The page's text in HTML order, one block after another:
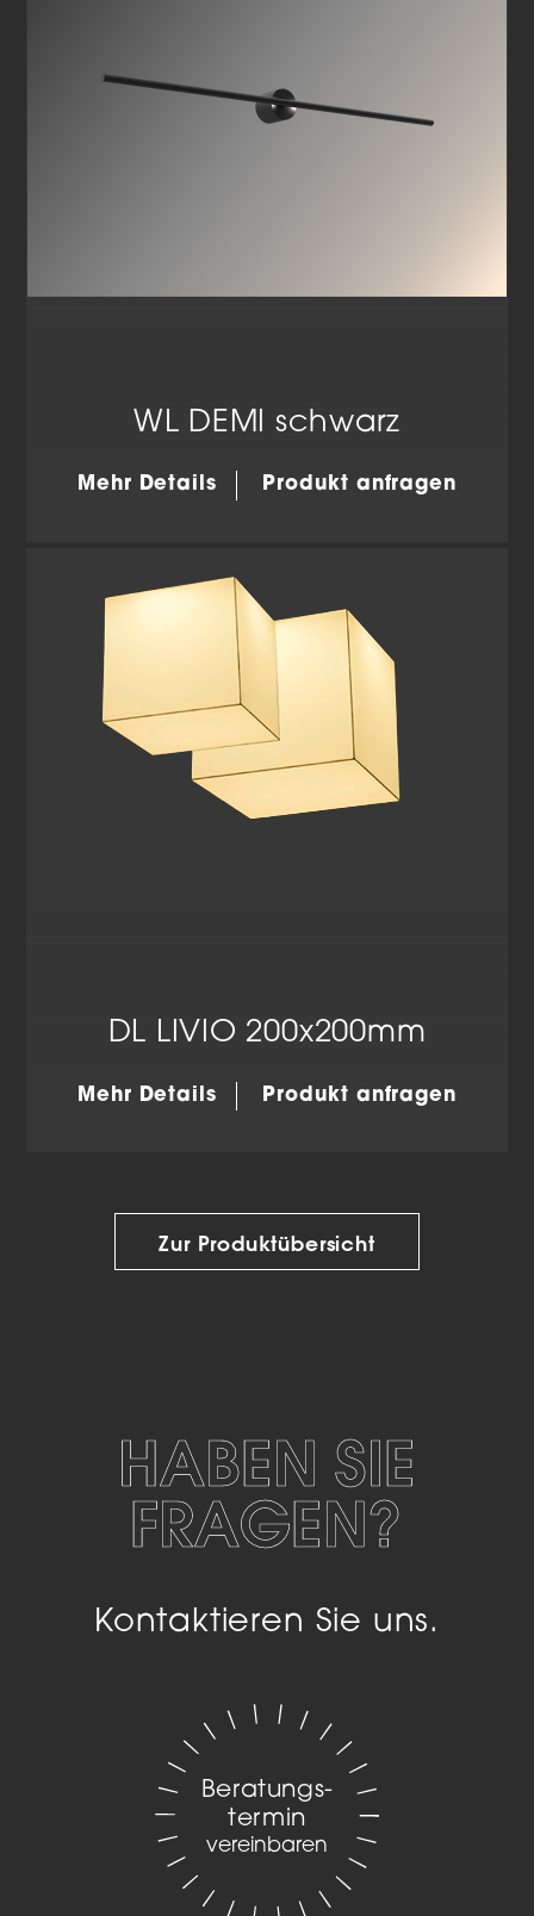
WL DEMI schwarz
Mehr Details Produkt anfragen
DL LIVIO 200x200mm
Mehr Details Produkt anfragen
Zur Produktübersicht
HABEN SIE
FRAGEN?
Kontaktieren Sie uns.
Beratungs­
termin
vereinbaren